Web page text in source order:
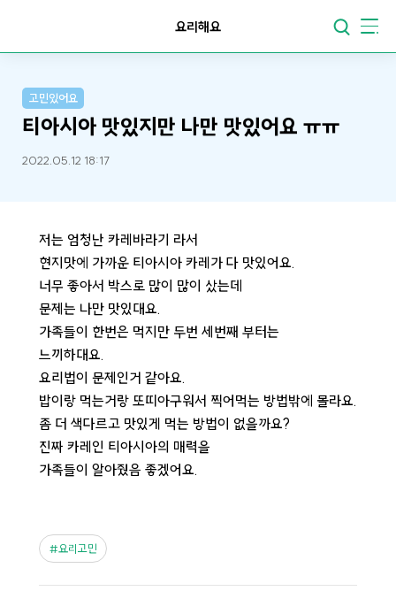
요리해요
고민있어요
티아시아 맛있지만 나만 맛있어요 ㅠㅠ
2022.05.12 18:17
저는 엄청난 카레바라기 라서
현지맛에 가까운 티아시아 카레가 다 맛있어요.
너무 좋아서 박스로 많이 많이 샀는데
문제는 나만 맛있대요.
가족들이 한번은 먹지만 두번 세번째 부터는
느끼하대요.
요리법이 문제인거 같아요.
밥이랑 먹는거랑 또띠아구워서 찍어먹는 방법밖에 몰라요.
좀 더 색다르고 맛있게 먹는 방법이 없을까요?
진짜 카레인 티아시아의 매력을
가족들이 알아줬음 좋겠어요.
요리고민